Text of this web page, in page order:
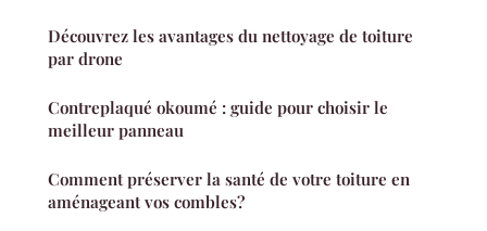
Découvrez les avantages du nettoyage de toiture
par drone
Contreplaqué okoumé : guide pour choisir le
meilleur panneau
Comment préserver la santé de votre toiture en
aménageant vos combles?